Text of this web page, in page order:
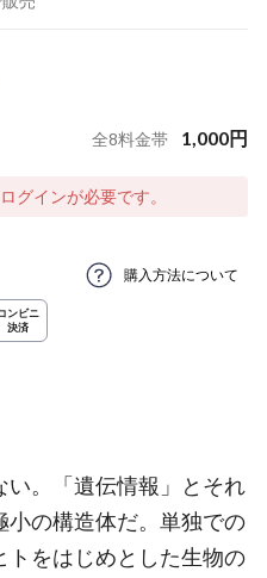
全8料金帯 1,000円
グインが必要です。
購入方法について
い。「遺伝情報」とそれ
小の構造体だ。単独での
トをはじめとした生物の